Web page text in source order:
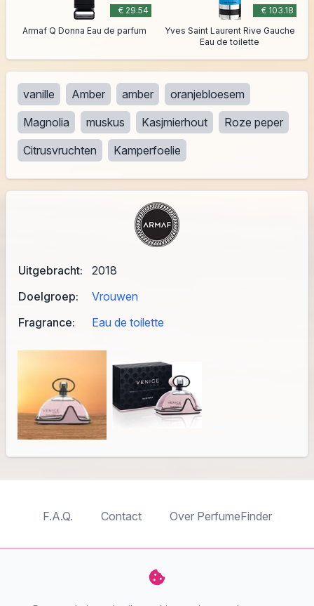
Uitgebracht:
2018
Doelgroep:
Vrouwen
Fragrance:
Eau de toilette
€ 29.54
Armaf Q Donna Eau de parfum
€ 103.18
Yves Saint Laurent Rive Gauche
Eau de toilette
vanille Amber amber
oranjebloesem
Magnolia
muskus Kasjmierhout
Roze peper
Citrusvruchten
Kamperfoelie
F.A.Q. Contact Over PerfumeFinder